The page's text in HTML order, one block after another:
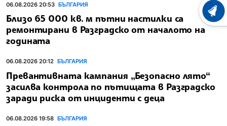
06.08.2026 20:53 БЪЛГАРИЯ
Близо 65 000 кв. м пътни настилки са
ремонтирани в Разградско от началото на
годината
06.08.2026 20:12 БЪЛГАРИЯ
Превантивната кампания „Безопасно лято“
засилва контрола по пътищата в Разградско
заради риска от инциденти с деца
06.08.2026 19:58 БЪЛГАРИЯ